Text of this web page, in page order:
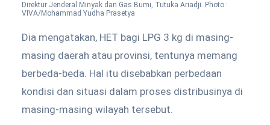
Direktur Jenderal Minyak dan Gas Bumi, Tutuka Ariadji. Photo :
VIVA/Mohammad Yudha Prasetya
Dia mengatakan, HET bagi LPG 3 kg di masing-
masing daerah atau provinsi, tentunya memang
berbeda-beda. Hal itu disebabkan perbedaan
kondisi dan situasi dalam proses distribusinya di
masing-masing wilayah tersebut.